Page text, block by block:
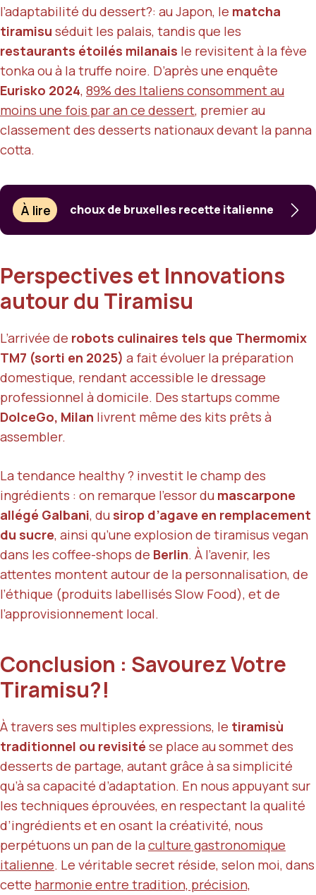
l’adaptabilité du dessert?: au Japon, le matcha
tiramisu séduit les palais, tandis que les
restaurants étoilés milanais le revisitent à la fève
tonka ou à la truffe noire. D’après une enquête
Eurisko 2024, 89% des Italiens consomment au
moins une fois par an ce dessert, premier au
classement des desserts nationaux devant la panna
cotta.
À lire choux de bruxelles recette italienne
Perspectives et Innovations
autour du Tiramisu
L’arrivée de robots culinaires tels que Thermomix
TM7 (sorti en 2025) a fait évoluer la préparation
domestique, rendant accessible le dressage
professionnel à domicile. Des startups comme
DolceGo, Milan livrent même des kits prêts à
assembler.
La tendance healthy ? investit le champ des
ingrédients : on remarque l’essor du mascarpone
allégé Galbani, du sirop d’agave en remplacement
du sucre, ainsi qu’une explosion de tiramisus vegan
dans les coffee-shops de Berlin. À l’avenir, les
attentes montent autour de la personnalisation, de
l’éthique (produits labellisés Slow Food), et de
l’approvisionnement local.
Conclusion : Savourez Votre
Tiramisu?!
À travers ses multiples expressions, le tiramisù
traditionnel ou revisité se place au sommet des
desserts de partage, autant grâce à sa simplicité
qu’à sa capacité d’adaptation. En nous appuyant sur
les techniques éprouvées, en respectant la qualité
d’ingrédients et en osant la créativité, nous
perpétuons un pan de la culture gastronomique
italienne. Le véritable secret réside, selon moi, dans
cette harmonie entre tradition, précision,